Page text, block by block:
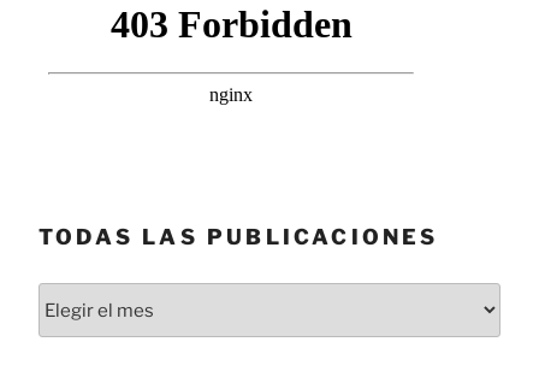
TODAS LAS PUBLICACIONES
Todas
las